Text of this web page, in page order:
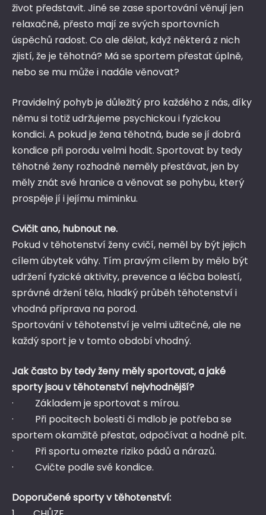
život představit. Jiné se zase sportování věnují jen
relaxačně, přesto mají ze svých sportovních
úspěchů radost. Co ale dělat, když některá z nich
zjistí, že je těhotná? Má se sportem přestat úplně,
nebo se mu může i nadále věnovat?
Pravidelný pohyb je důležitý pro každého z nás, díky
němu si totiž udržujeme psychickou i fyzickou
kondici. A pokud je žena těhotná, bude se jí dobrá
kondice při porodu velmi hodit. Sportovat by tedy
těhotné ženy rozhodně neměly přestávat, jen by
měly znát své hranice a věnovat se pohybu, který
prospěje jí i jejímu miminku.
Cvičit ano, hubnout ne.
Pokud v těhotenství ženy cvičí, neměl by být jejich
cílem úbytek váhy. Tím pravým cílem by mělo být
udržení fyzické aktivity, prevence a léčba bolestí,
správné držení těla, hladký průběh těhotenství i
vhodná příprava na porod.
Sportování v těhotenství je velmi užitečné, ale ne
každý sport je v tomto období vhodný.
Jak často by tedy ženy měly sportovat, a jaké
sporty jsou v těhotenství nejvhodnější?
· Základem je sportovat s mírou.
· Při pocitech bolesti či mdlob je potřeba se
sportem okamžitě přestat, odpočívat a hodně pít.
· Při sportu omezte riziko pádů a nárazů.
· Cvičte podle své kondice.
Doporučené sporty v těhotenství: